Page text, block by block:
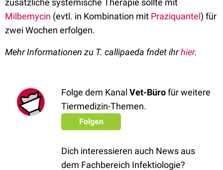
zusätzliche systemische Therapie sollte mit
Milbemycin (evtl. in Kombination mit Praziquantel) für
zwei Wochen erfolgen.
Mehr Informationen zu T. callipaeda fndet ihrhier.
Folge dem Kanal Vet-Bürofür weitere
Tiermedizin-Themen.
Folgen
Dich interessieren auch News aus
dem Fachbereich Infektiologie?